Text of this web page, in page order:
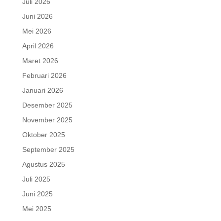
Juni 2026
Mei 2026
April 2026
Maret 2026
Februari 2026
Januari 2026
Desember 2025
November 2025
Oktober 2025
September 2025
Agustus 2025
Juli 2025
Juni 2025
Mei 2025